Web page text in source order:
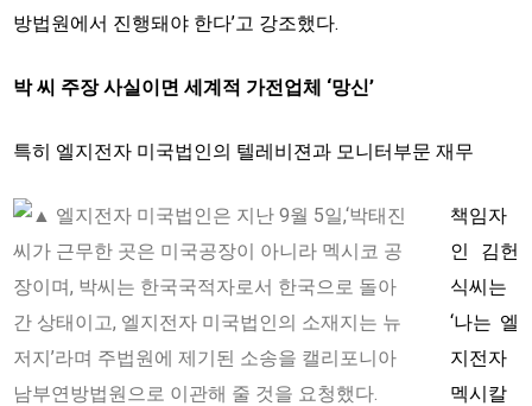
방법원에서 진행돼야 한다’고 강조했다.
박 씨 주장 사실이면 세계적 가전업체 ‘망신’
특히 엘지전자 미국법인의 텔레비젼과 모니터부문 재무
책임자
인 김헌
식씨는
‘나는 엘
지전자
멕시칼